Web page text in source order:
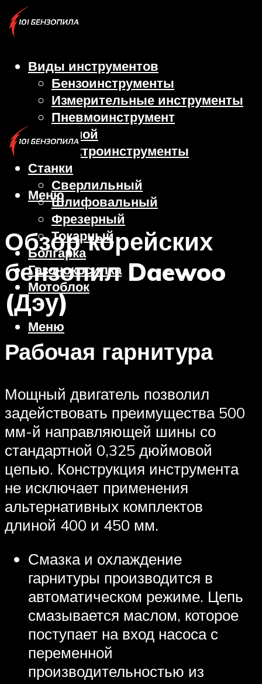
Виды инструментов
Бензоинструменты
Измерительные инструменты
Пневмоинструмент
Ручной
Электроинструменты
Станки
Сверлильный
Шлифовальный
Фрезерный
Токарный
Болгарка
Газонокосилка
Мотоблок
Меню
Меню
Обзор корейских
бензопил Daewoo
(Дэу)
Рабочая гарнитура
Мощный двигатель позволил
задействовать преимущества 500
мм-й направляющей шины со
стандартной 0,325 дюймовой
цепью. Конструкция инструмента
не исключает применения
альтернативных комплектов
длиной 400 и 450 мм.
Смазка и охлаждение
гарнитуры производится в
автоматическом режиме. Цепь
смазывается маслом, которое
поступает на вход насоса с
переменной
производительностью из